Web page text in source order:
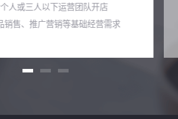
人或三人以下运营团队开店
销售、推广营销等基础经营需求